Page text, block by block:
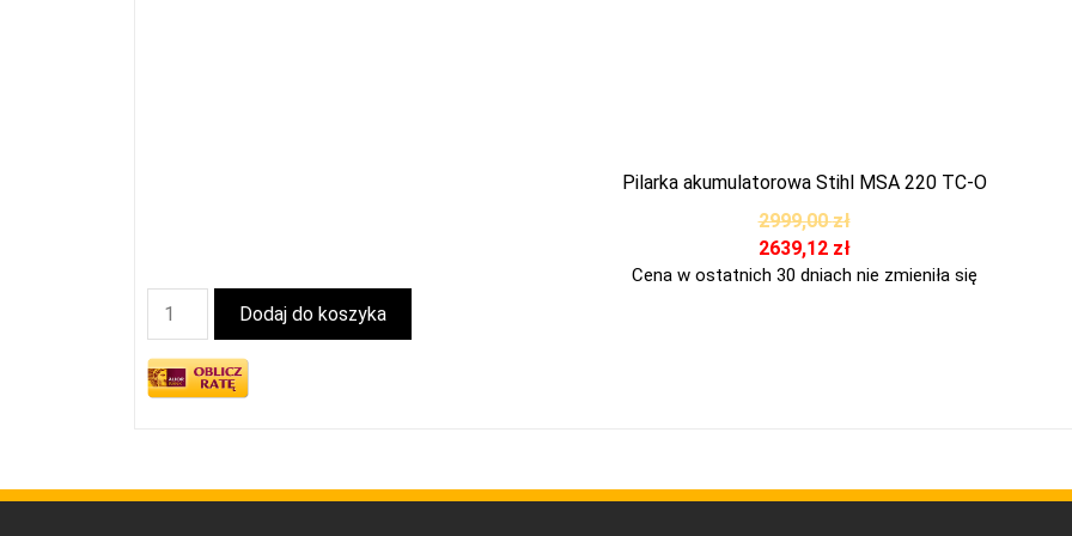
Pilarka akumulatorowa Stihl MSA 220 TC-O
2999,00zł
2639,12 zł
Cena w ostatnich 30 dniach nie zmieniła się
Dodaj do koszyka